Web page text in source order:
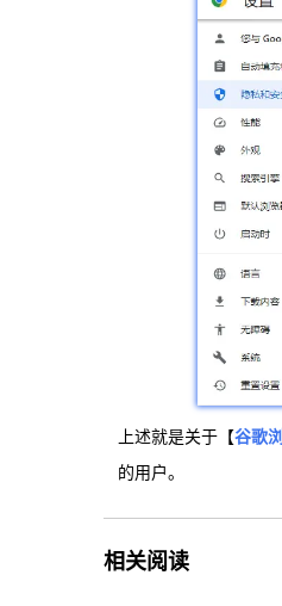
上述就是关于【谷歌
的用户。
相关阅读